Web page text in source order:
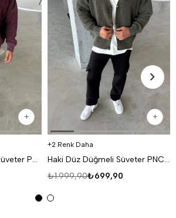
Bordo Düz Düğmeli Süveter PNC 9067
2 Renk Daha
Haki Düz Düğmeli Süveter PNC 9067
₺699,90
₺1.999,90